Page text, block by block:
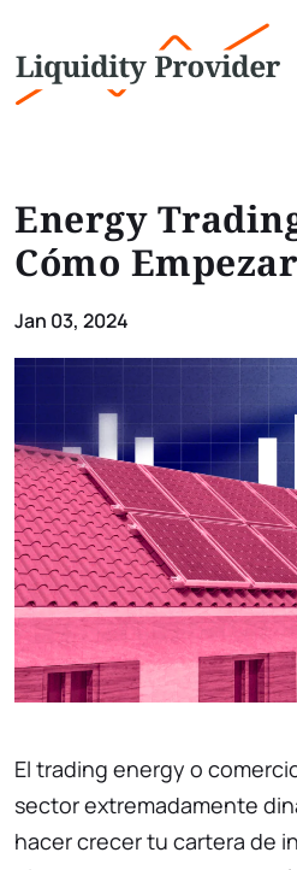
Energy
Cómo
Jan 03, 2024
El trading energy o
sector extremadamente
hacer crecer tu cartera de